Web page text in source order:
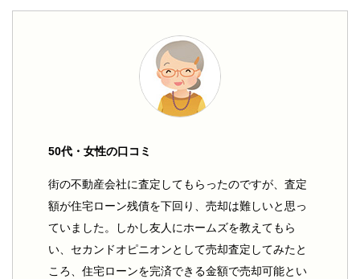
50代・女性の口コミ
街の不動産会社に査定してもらったのですが、査定
額が住宅ローン残債を下回り、売却は難しいと思っ
ていました。しかし友人にホームズを教えてもら
い、セカンドオピニオンとして売却査定してみたと
ころ、住宅ローンを完済できる金額で売却可能とい